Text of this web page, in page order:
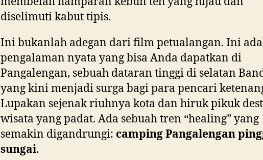
diselimuti kabut tipis.
E
W
A
L
I
V
E
Ini bukanlah adegan dari film petualangan. Ini
pengalaman nyata yang bisa Anda dapatkan di
Pangalengan, sebuah dataran tinggi di selatan
yang kini menjadi surga bagi para pencari
Lupakan sejenak riuhnya kota dan hiruk pikuk
wisata yang padat. Ada sebuah tren “healing” yang
semakin digandrungi: camping Pangalengan
sungai.